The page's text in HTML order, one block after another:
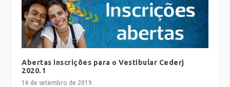
Abertas inscrições para o Vestibular Cederj
2020.1
16 de setembro de 2019